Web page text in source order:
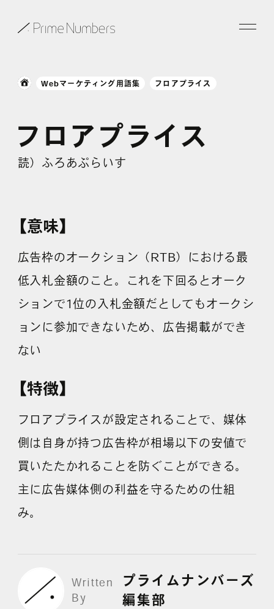
事例紹介
お役立ち情報
採用情報
よくある質問
Webマーケティング用語集 フロアプライス
フロアプライス
読）ふろあぷらいす
【意味】
広告枠のオークション（RTB）における最
低入札金額のこと。これを下回るとオーク
ションで1位の入札金額だとしてもオークシ
ョンに参加できないため、広告掲載ができ
ない
【特徴】
フロアプライスが設定されることで、媒体
側は自身が持つ広告枠が相場以下の安値で
買いたたかれることを防ぐことができる。
主に広告媒体側の利益を守るための仕組
み。
Written
By
プライムナンバーズ
編集部